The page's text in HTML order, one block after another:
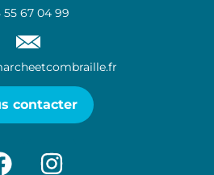
55 67 04 99
contacter